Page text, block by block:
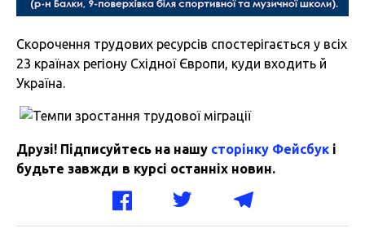
Скорочення трудових ресурсів спостерігається у всіх
23 країнах регіону Східної Європи, куди входить й
Україна.
Друзі! Підписуйтесь на нашу сторінку Фейсбук і
будьте завжди в курсі останніх новин.